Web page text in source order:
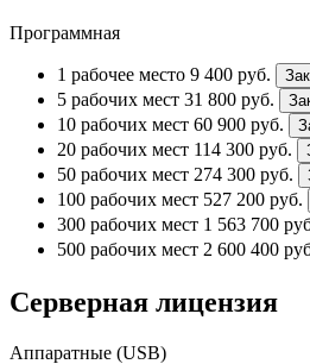
Программная
1 рабочее место 9 400 руб.
5 рабочих мест 31 800 руб.
10 рабочих мест 60 900 руб.
20 рабочих мест 114 300 руб.
50 рабочих мест 274 300 руб.
100 рабочих мест 527 200 руб.
300 рабочих мест 1 563 700
500 рабочих мест 2 600 400
Серверная лицензия
Аппаратные (USB)